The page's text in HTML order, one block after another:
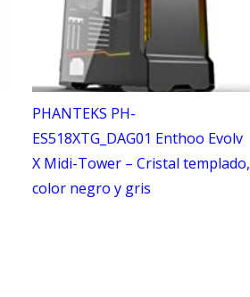
PHANTEKS PH-
ES518XTG_DAG01 Enthoo Evolv
X Midi-Tower – Cristal templado,
color negro y gris